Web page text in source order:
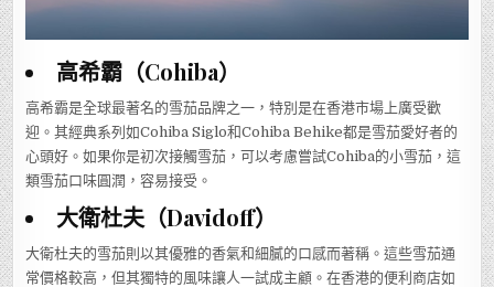
高希霸（Cohiba）
高希霸是全球最著名的雪茄品牌之一，特別是在香港市場上廣受歡
迎。其經典系列如Cohiba Siglo和Cohiba Behike都是雪茄愛好者的
心頭好。如果你是初次接觸雪茄，可以考慮嘗試Cohiba的小雪茄，這
類雪茄口味圓潤，容易接受。
大衛杜夫（Davidoff）
大衛杜夫的雪茄則以其優雅的香氣和細膩的口感而著稱。這些雪茄通
常價格較高，但其獨特的風味讓人一試成主顧。在香港的便利商店如